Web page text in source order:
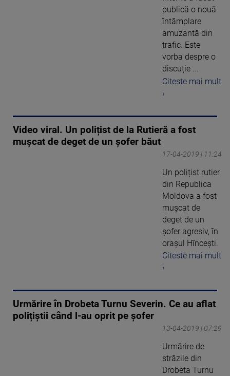
publică o nouă
întâmplare
amuzantă din
trafic. Este
vorba despre o
discuție ...
Citeste mai mult
›
Video viral. Un polițist de la Rutieră a fost
mușcat de deget de un șofer băut
17-04-2019 | 11:24
Un polițist rutier
din Republica
Moldova a fost
mușcat de
deget de un
șofer agresiv, în
orașul Hîncești.
Citeste mai mult
›
Urmărire în Drobeta Turnu Severin. Ce au aflat
polițiștii când l-au oprit pe șofer
13-04-2019 | 07:29
Urmărire de
străzile din
Drobeta Turnu